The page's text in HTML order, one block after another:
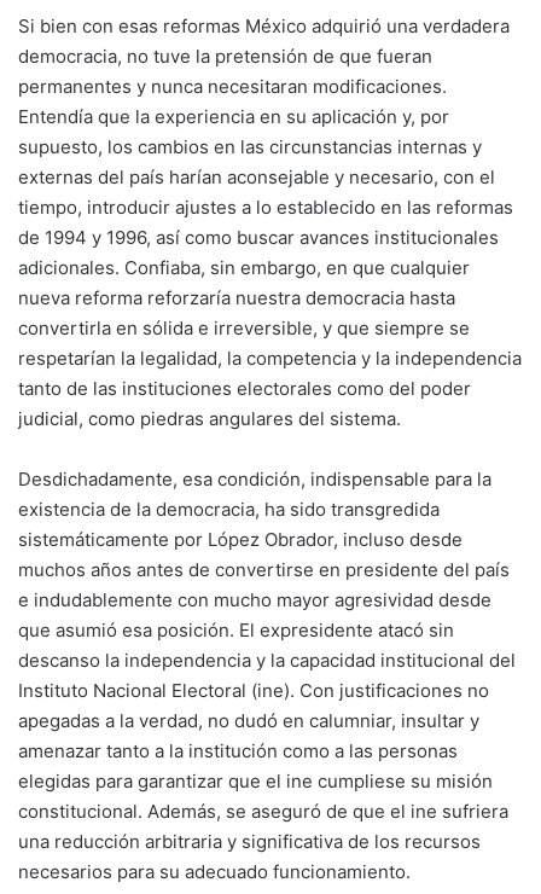
Si bien con esas reformas México adquirió una verdadera
democracia, no tuve la pretensión de que fueran
permanentes y nunca necesitaran modificaciones.
Entendía que la experiencia en su aplicación y, por
supuesto, los cambios en las circunstancias internas y
externas del país harían aconsejable y necesario, con el
tiempo, introducir ajustes a lo establecido en las reformas
de 1994 y 1996, así como buscar avances institucionales
adicionales. Confiaba, sin embargo, en que cualquier
nueva reforma reforzaría nuestra democracia hasta
convertirla en sólida e irreversible, y que siempre se
respetarían la legalidad, la competencia y la independencia
tanto de las instituciones electorales como del poder
judicial, como piedras angulares del sistema.
Desdichadamente, esa condición, indispensable para la
existencia de la democracia, ha sido transgredida
sistemáticamente por López Obrador, incluso desde
muchos años antes de convertirse en presidente del país
e indudablemente con mucho mayor agresividad desde
que asumió esa posición. El expresidente atacó sin
descanso la independencia y la capacidad institucional del
Instituto Nacional Electoral (ine). Con justificaciones no
apegadas a la verdad, no dudó en calumniar, insultar y
amenazar tanto a la institución como a las personas
elegidas para garantizar que el ine cumpliese su misión
constitucional. Además, se aseguró de que el ine sufriera
una reducción arbitraria y significativa de los recursos
necesarios para su adecuado funcionamiento.